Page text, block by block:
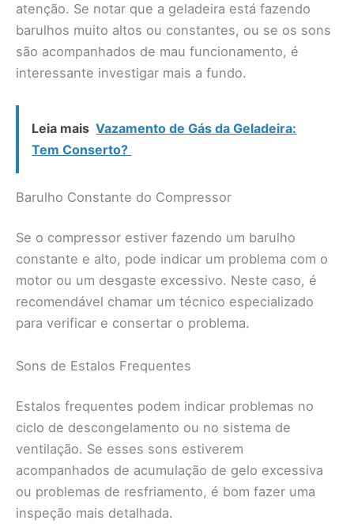
atenção. Se notar que a geladeira está fazendo
barulhos muito altos ou constantes, ou se os sons
são acompanhados de mau funcionamento, é
interessante investigar mais a fundo.
Leia mais Vazamento de Gás da Geladeira:
Tem Conserto?
Barulho Constante do Compressor
Se o compressor estiver fazendo um barulho
constante e alto, pode indicar um problema com o
motor ou um desgaste excessivo. Neste caso, é
recomendável chamar um técnico especializado
para verificar e consertar o problema.
Sons de Estalos Frequentes
Estalos frequentes podem indicar problemas no
ciclo de descongelamento ou no sistema de
ventilação. Se esses sons estiverem
acompanhados de acumulação de gelo excessiva
ou problemas de resfriamento, é bom fazer uma
inspeção mais detalhada.